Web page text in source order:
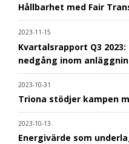
Hållbarhet med Fair
2023-11-15
Kvartalsrapport Q3
nedgång inom
2023-10-31
Triona stödjer kampen
2023-10-13
Energivärde som